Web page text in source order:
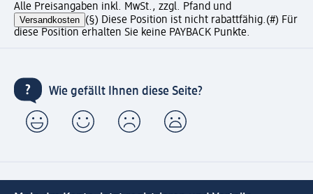
Alle Preisangaben inkl. MwSt., zzgl. Pfand und
Versandkosten (§) Diese Position ist nicht rabattfähig.(#) Für
diese Position erhalten Sie keine PAYBACK Punkte.
Wie gefällt Ihnen diese Seite?